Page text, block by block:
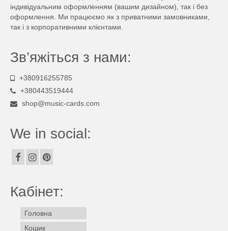
індивідуальним оформленням (вашим дизайном), так і без
оформлення. Ми працюємо як з приватними замовниками,
так і з корпоративними клієнтами.
Зв’яжіться з нами:
+380916255785
+380443519444
shop@music-cards.com
We in social:
Кабінет:
Головна
Кошик